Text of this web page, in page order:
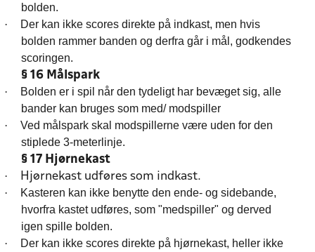
bolden.
·
Der kan ikke scores direkte på indkast, men hvis
bolden rammer banden og derfra går i mål, godkendes
scoringen.
§ 16 Målspark
·
Bolden er i spil når den tydeligt har bevæget sig, alle
bander kan bruges som med/ modspiller
·
Ved målspark skal modspillerne være uden for den
stiplede 3-meterlinje.
§ 17 Hjørnekast
·
Hjørnekast udføres som indkast.
·
Kasteren kan ikke benytte den ende- og sidebande,
hvorfra kastet udføres, som "medspiller" og derved
igen spille bolden.
·
Der kan ikke scores direkte på hjørnekast, heller ikke